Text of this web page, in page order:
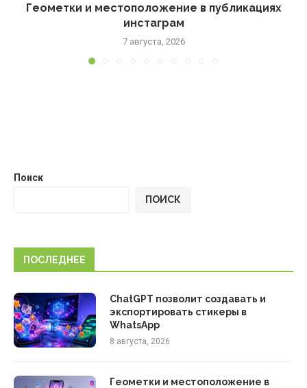
Геометки и местоположение в публикациях
инстаграм
7 августа, 2026
Поиск
ПОИСК
ПОСЛЕДНЕЕ
ChatGPT позволит создавать и
экспортировать стикеры в
WhatsApp
8 августа, 2026
Геометки и местоположение в